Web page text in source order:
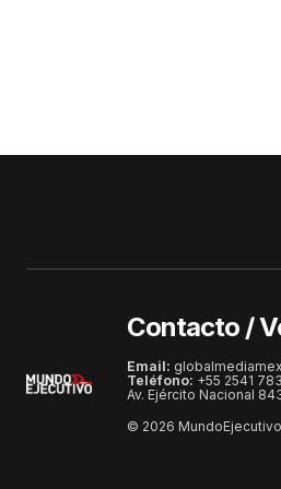
Contacto /
Email:
Teléfono: +55 2541
Av. Ejército Nacional
© 2026